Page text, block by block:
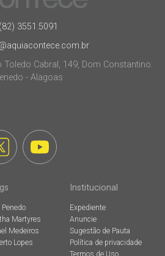
(82) 3551.5091
Cabral, 149, Dom Constantino.
- Alagoas
Penedo
Martyres
Medeiros
Lopes
Institucional
Expediente
Anuncie
Sugestão de Pauta
Política de privacidade
Termos de Uso